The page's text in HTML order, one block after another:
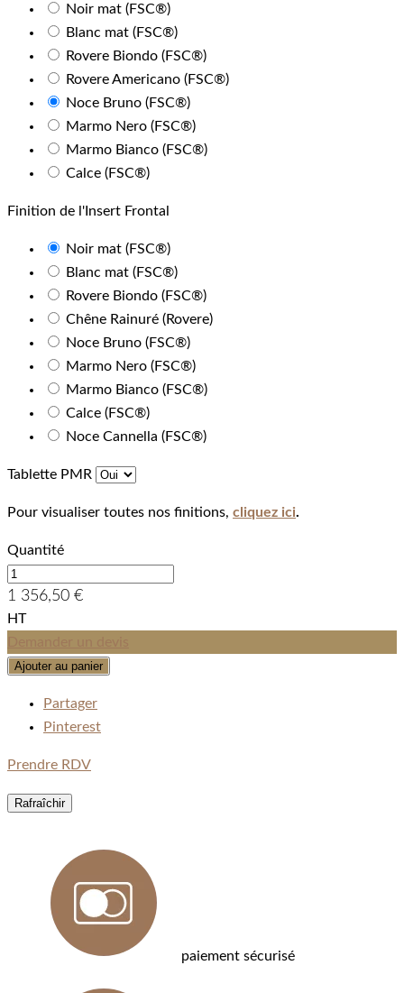
Noir mat (FSC®)
Blanc mat (FSC®)
Rovere Biondo (FSC®)
Rovere Americano (FSC®)
Noce Bruno (FSC®)
Marmo Nero (FSC®)
Marmo Bianco (FSC®)
Calce (FSC®)
Finition de l'Insert Frontal
Noir mat (FSC®)
Blanc mat (FSC®)
Rovere Biondo (FSC®)
Chêne Rainuré (Rovere)
Noce Bruno (FSC®)
Marmo Nero (FSC®)
Marmo Bianco (FSC®)
Calce (FSC®)
Noce Cannella (FSC®)
Tablette PMR
Pour visualiser toutes nos finitions, cliquez ici.
Quantité
1 356,50 €
HT
Ajouter au panier
Partager
Pinterest
Prendre RDV
paiement sécurisé